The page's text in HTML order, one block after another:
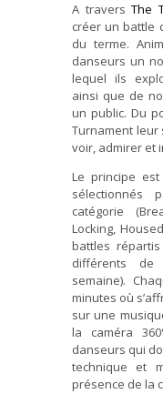
A traversThe
créer un battle
du terme.
danseurs un
lequel ils
ainsi que de
un public. Du
Turnament leur
voir, admirer et
Le principe
sélectionnés
catégorie
Locking,
battles
différents
semaine).
minutes où
sur une
la caméra
danseurs qui
technique et
présence de la